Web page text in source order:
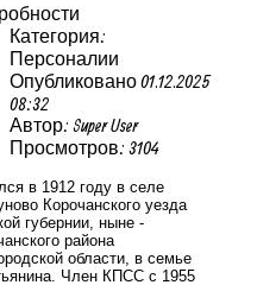
Категория:
Персоналии
Опубликовано 01.12.2025
08:32
Автор: Super User
Просмотров: 3104
в 1912 году в селе
Корочанского уезда
губернии, ныне -
района
области, в семье
Член КПСС с 1955